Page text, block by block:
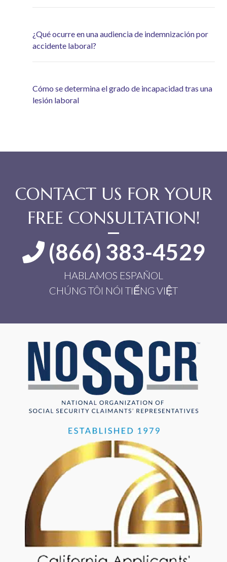
¿Qué ocurre en una audiencia de indemnización por
accidente laboral?
Cómo se determina el grado de incapacidad tras una
lesión laboral
CONTACT US FOR YOUR
FREE CONSULTATION!
(866) 383-4529
HABLAMOS ESPAÑOL
CHÚNG TÔI NÓI TIẾNG VIỆT